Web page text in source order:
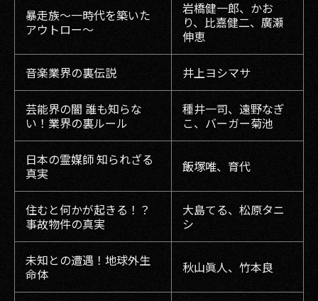
暴走族〜一時代を築いた
アウトロー〜
岩橋健一郎、かお
り、比嘉健二、廣瀬
伸恵
音楽業界の裏伝説 井上ヨシマサ
芸能界の闇 誰も知らな
い！業界の裏ルール
種井一司、遠野なぎ
こ、バーガー菊池
日本の霊媒師 知られざる
真実
飯塚唯、育代
住むと何かが起きる！？
事故物件の真実
大島てる、松原タニ
シ
未知との遭遇！地球外生
命体
秋山眞人、竹本良